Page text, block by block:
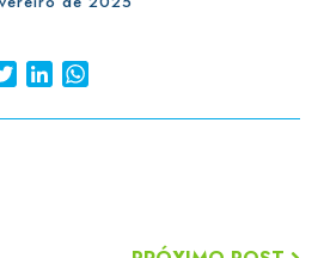
TwitterLinkedIn